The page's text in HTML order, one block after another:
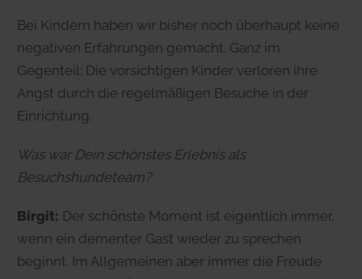
Bei Kindern haben wir bisher noch überhaupt keine
negativen Erfahrungen gemacht. Ganz im
Gegenteil: Die vorsichtigen Kinder verloren ihre
Angst durch die regelmäßigen Besuche in der
Einrichtung.
Was war Dein schönstes Erlebnis als
Besuchshundeteam?
Birgit: Der schönste Moment ist eigentlich immer,
wenn ein dementer Gast wieder zu sprechen
beginnt. Im Allgemeinen aber immer die Freude